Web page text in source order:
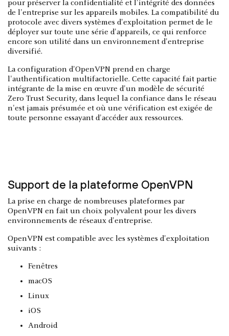
pour préserver la confidentialité et l'intégrité des données
de l'entreprise sur les appareils mobiles. La compatibilité du
protocole avec divers systèmes d'exploitation permet de le
déployer sur toute une série d'appareils, ce qui renforce
encore son utilité dans un environnement d'entreprise
diversifié.
La configuration d'OpenVPN prend en charge
l'authentification multifactorielle. Cette capacité fait partie
intégrante de la mise en œuvre d'un modèle de sécurité
Zero Trust Security, dans lequel la confiance dans le réseau
n'est jamais présumée et où une vérification est exigée de
toute personne essayant d'accéder aux ressources.
Support de la plateforme OpenVPN
La prise en charge de nombreuses plateformes par
OpenVPN en fait un choix polyvalent pour les divers
environnements de réseaux d'entreprise.
OpenVPN est compatible avec les systèmes d'exploitation
suivants :
Fenêtres
macOS
Linux
iOS
Android